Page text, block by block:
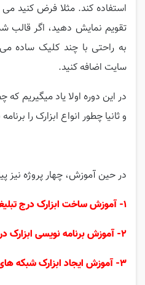
استفاده کند. مثلا فرض کنید
تقویم نمایش دهید، اگر قالب
به راحتی با چند کلیک ساده می
سایت اضافه کنید.
در این دوره اولا یاد میگیریم که
و ثانیا چطور انواع ابزارک را
در حین آموزش، چهار پروژه نیز
1- آموزش ساخت ابزارک درج تبلیغات
2- آموزش برنامه نویسی ابزارک درج ویدئو
3- آموزش ایجاد ابزارک شبکه های اجتماعی